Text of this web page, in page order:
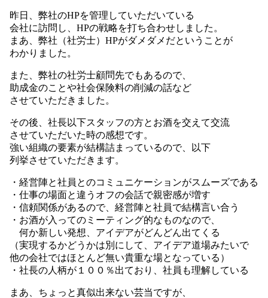
昨日、弊社のHPを管理していただいている
会社に訪問し、HPの戦略を打ち合わせしました。
まあ、弊社（社労士）HPがダメダメだということが
わかりました。
また、弊社の社労士顧問先でもあるので、
助成金のことや社会保険料の削減の話など
させていただきました。
その後、社長以下スタッフの方とお酒を交えて交流
させていただいた時の感想です。
強い組織の要素が結構詰まっているので、以下
列挙させていただきます。
・経営陣と社員とのコミュニケーションがスムーズである
・仕事の場面と違うオフの会話で親密感が増す
・信頼関係があるので、経営陣と社員で結構言い合う
・お酒が入ってのミーティング的なものなので、
何か新しい発想、アイデアがどんどん出てくる
（実現するかどうかは別にして、アイデア道場みたいで
他の会社ではほとんど無い貴重な場となっている）
・社長の人柄が１００％出ており、社員も理解している
まあ、ちょっと真似出来ない芸当ですが、